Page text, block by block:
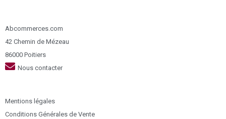
Abcommerces.com
42 Chemin de Mézeau
86000 Poitiers
Nous contacter
Mentions légales
Conditions Générales de Vente